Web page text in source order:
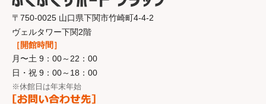
〒750-0025 山口県下関市竹崎町4-4-2
ヴェルタワー下関2階
［開館時間］
月〜土 9：00～22：00
日・祝 9：00～18：00
※休館日は年末年始